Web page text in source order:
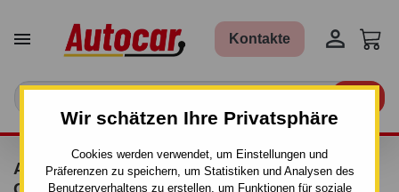
Wir schätzen Ihre Privatsphäre
Cookies werden verwendet, um Einstellungen und
Präferenzen zu speichern, um Statistiken und Analysen des
Benutzerverhaltens zu erstellen, um Funktionen für soziale
 Kontakte 
ANHÄNGERKUPPLUNG FÜR MAZDA 5 -